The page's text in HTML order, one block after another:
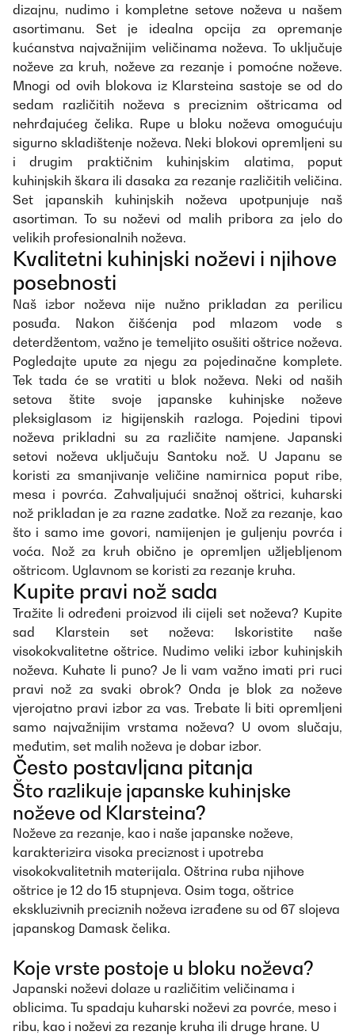
dizajnu, nudimo i kompletne setove noževa u našem
asortimanu. Set je idealna opcija za opremanje
kućanstva najvažnijim veličinama noževa. To uključuje
noževe za kruh, noževe za rezanje i pomoćne noževe.
Mnogi od ovih blokova iz Klarsteina sastoje se od do
sedam različitih noževa s preciznim oštricama od
nehrđajućeg čelika. Rupe u bloku noževa omogućuju
sigurno skladištenje noževa. Neki blokovi opremljeni su
i drugim praktičnim kuhinjskim alatima, poput
kuhinjskih škara ili dasaka za rezanje različitih veličina.
Set japanskih kuhinjskih noževa upotpunjuje naš
asortiman. To su noževi od malih pribora za jelo do
velikih profesionalnih noževa.
Kvalitetni kuhinjski noževi i njihove
posebnosti
Naš izbor noževa nije nužno prikladan za perilicu
posuđa. Nakon čišćenja pod mlazom vode s
deterdžentom, važno je temeljito osušiti oštrice noževa.
Pogledajte upute za njegu za pojedinačne komplete.
Tek tada će se vratiti u blok noževa. Neki od naših
setova štite svoje japanske kuhinjske noževe
pleksiglasom iz higijenskih razloga. Pojedini tipovi
noževa prikladni su za različite namjene. Japanski
setovi noževa uključuju Santoku nož. U Japanu se
koristi za smanjivanje veličine namirnica poput ribe,
mesa i povrća. Zahvaljujući snažnoj oštrici, kuharski
nož prikladan je za razne zadatke. Nož za rezanje, kao
što i samo ime govori, namijenjen je guljenju povrća i
voća. Nož za kruh obično je opremljen užljebljenom
oštricom. Uglavnom se koristi za rezanje kruha.
Kupite pravi nož sada
Tražite li određeni proizvod ili cijeli set noževa? Kupite
sad Klarstein set noževa: Iskoristite naše
visokokvalitetne oštrice. Nudimo veliki izbor kuhinjskih
noževa. Kuhate li puno? Je li vam važno imati pri ruci
pravi nož za svaki obrok? Onda je blok za noževe
vjerojatno pravi izbor za vas. Trebate li biti opremljeni
samo najvažnijim vrstama noževa? U ovom slučaju,
međutim, set malih noževa je dobar izbor.
Često postavljana pitanja
Što razlikuje japanske kuhinjske
noževe od Klarsteina?
Noževe za rezanje, kao i naše japanske noževe,
karakterizira visoka preciznost i upotreba
visokokvalitetnih materijala. Oštrina ruba njihove
oštrice je 12 do 15 stupnjeva. Osim toga, oštrice
ekskluzivnih preciznih noževa izrađene su od 67 slojeva
japanskog Damask čelika.
Koje vrste postoje u bloku noževa?
Japanski noževi dolaze u različitim veličinama i
oblicima. Tu spadaju kuharski noževi za povrće, meso i
ribu, kao i noževi za rezanje kruha ili druge hrane. U